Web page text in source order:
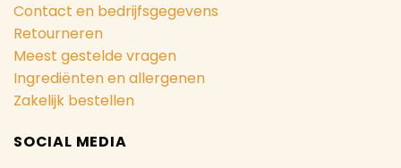
Contact en bedrijfsgegevens
Retourneren
Meest gestelde vragen
Ingrediënten en allergenen
Zakelijk bestellen
SOCIAL MEDIA